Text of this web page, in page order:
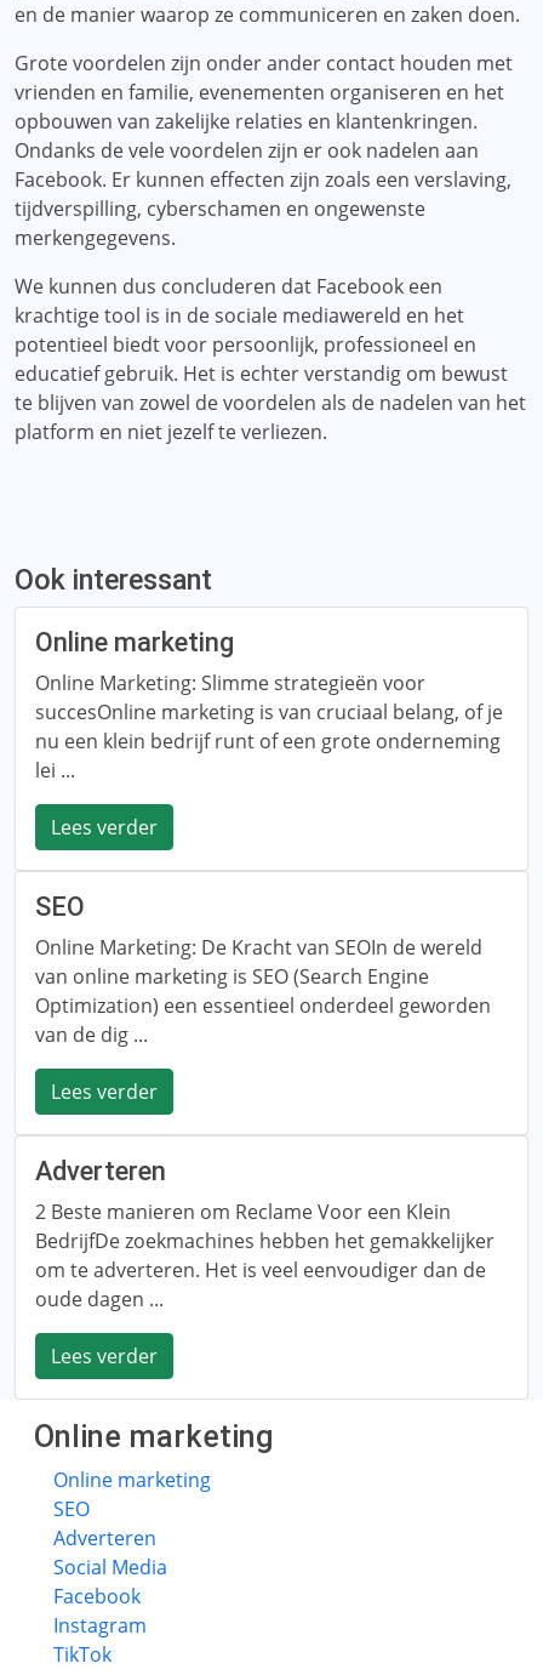
en de manier waarop ze communiceren en zaken doen.
Grote voordelen zijn onder ander contact houden met
vrienden en familie, evenementen organiseren en het
opbouwen van zakelijke relaties en klantenkringen.
Ondanks de vele voordelen zijn er ook nadelen aan
Facebook. Er kunnen effecten zijn zoals een verslaving,
tijdverspilling, cyberschamen en ongewenste
merkengegevens.
We kunnen dus concluderen dat Facebook een
krachtige tool is in de sociale mediawereld en het
potentieel biedt voor persoonlijk, professioneel en
educatief gebruik. Het is echter verstandig om bewust
te blijven van zowel de voordelen als de nadelen van het
platform en niet jezelf te verliezen.
Ook interessant
Online marketing
Online Marketing: Slimme strategieën voor
succesOnline marketing is van cruciaal belang, of je
nu een klein bedrijf runt of een grote onderneming
lei ...
Lees verder
SEO
Online Marketing: De Kracht van SEOIn de wereld
van online marketing is SEO (Search Engine
Optimization) een essentieel onderdeel geworden
van de dig ...
Lees verder
Adverteren
2 Beste manieren om Reclame Voor een Klein
BedrijfDe zoekmachines hebben het gemakkelijker
om te adverteren. Het is veel eenvoudiger dan de
oude dagen ...
Lees verder
Online marketing
Online marketing
SEO
Adverteren
Social Media
Facebook
Instagram
TikTok